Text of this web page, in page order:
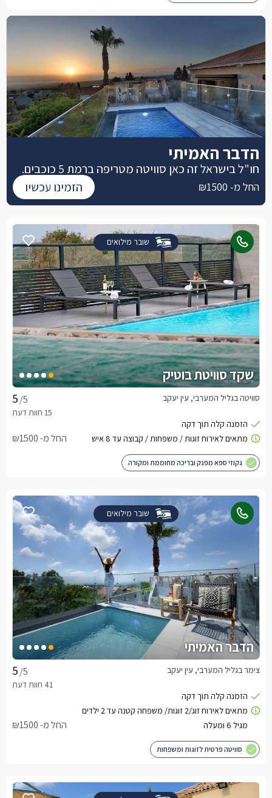
שובר מילואים
שקד סוויטת בוטיק
/5 סוויטה בגליל המערבי, עין יעקב
החל מ- ₪1500
גקוזי ספא מפנק ובריכה מחוממת ומקורה
שובר מילואים
הדבר האמיתי
/5 צימר בגליל המערבי, עין יעקב
החל מ- ₪1500
סוויטה פרטית לזוגות ומשפחות
הדבר האמיתי
חו"ל בישראל זה כאן סוויטה מטריפה ברמת 5 כוכבים.
החל מ- ₪1500 הזמינו עכשיו